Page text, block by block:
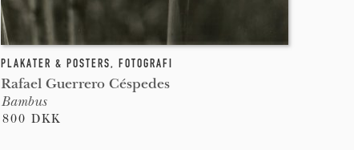
PLAKATER & POSTERS, FOTOGRAFI
Rafael Guerrero Céspedes
Bambus
800 DKK